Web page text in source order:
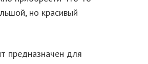
но красивый
предназначен для